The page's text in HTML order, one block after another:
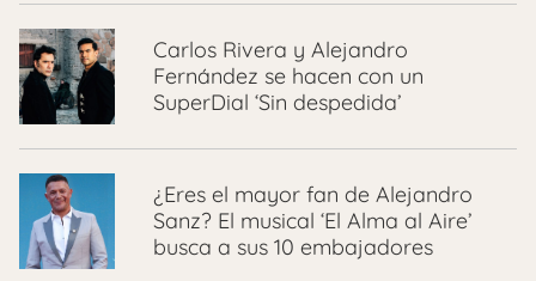
Carlos Rivera y Alejandro
Fernández se hacen con un
SuperDial ‘Sin despedida’
¿Eres el mayor fan de Alejandro
Sanz? El musical ‘El Alma al Aire’
busca a sus 10 embajadores